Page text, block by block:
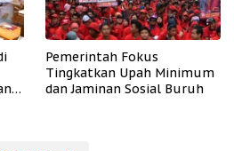
Pemerintah Fokus
Tingkatkan Upah Minimum
dan Jaminan Sosial Buruh